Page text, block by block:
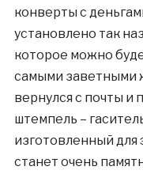
конверты с
установлено так
которое можно
самыми заветными
вернулся с почты и
штемпель –
изготовленный для
станет очень